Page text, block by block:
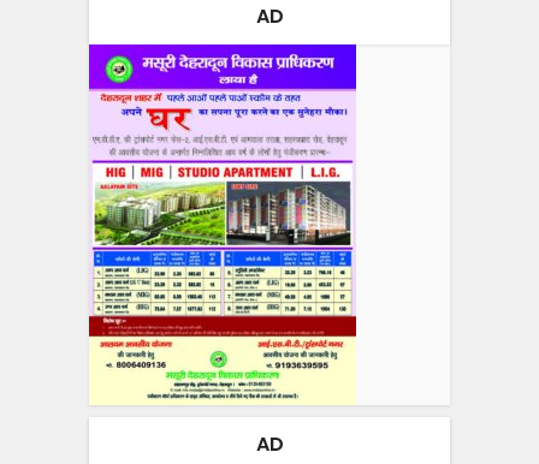
AD
AD